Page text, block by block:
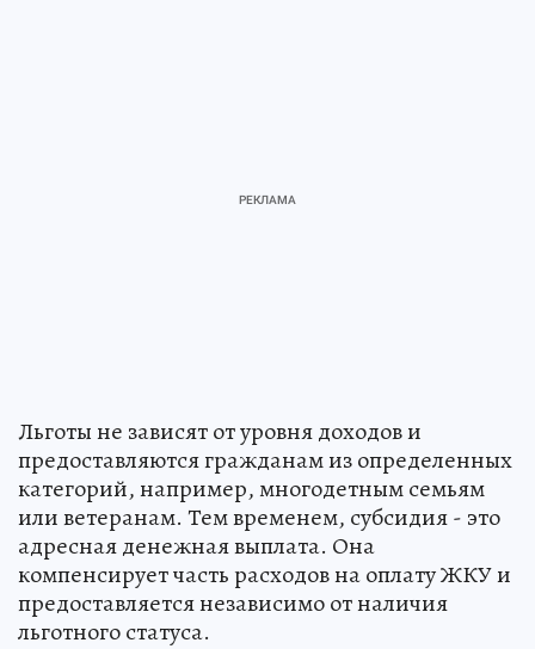
Льготы не зависят от уровня доходов и
предоставляются гражданам из определенных
категорий, например, многодетным семьям
или ветеранам. Тем временем, субсидия - это
адресная денежная выплата. Она
компенсирует часть расходов на оплату ЖКУ и
предоставляется независимо от наличия
льготного статуса.